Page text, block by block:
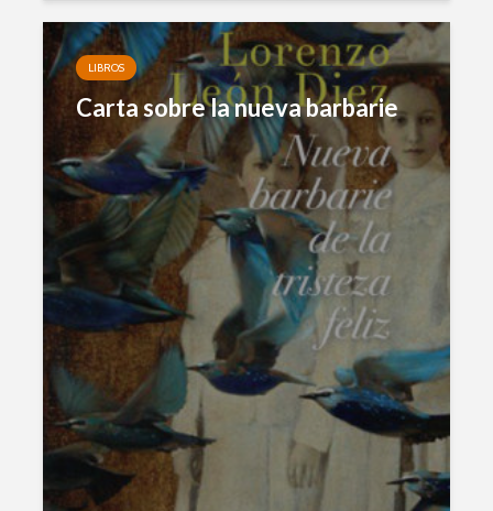
LIBROS
Carta sobre la nueva barbarie